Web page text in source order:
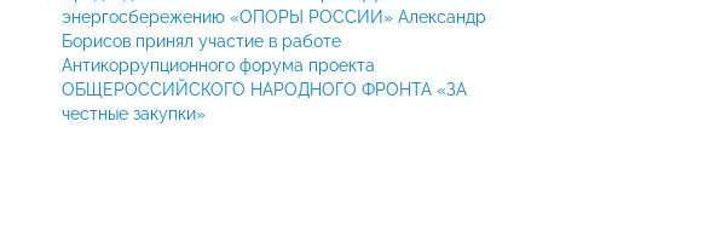
энергосбережению «ОПОРЫ РОССИИ» Александр
Борисов принял участие в работе
Антикоррупционного форума проекта
ОБЩЕРОССИЙСКОГО НАРОДНОГО ФРОНТА «ЗА
честные закупки»